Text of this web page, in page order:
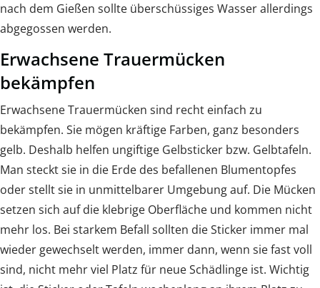
nach dem Gießen sollte überschüssiges Wasser allerdings
abgegossen werden.
Erwachsene Trauermücken
bekämpfen
Erwachsene Trauermücken sind recht einfach zu
bekämpfen. Sie mögen kräftige Farben, ganz besonders
gelb. Deshalb helfen ungiftige Gelbsticker bzw. Gelbtafeln.
Man steckt sie in die Erde des befallenen Blumentopfes
oder stellt sie in unmittelbarer Umgebung auf. Die Mücken
setzen sich auf die klebrige Oberfläche und kommen nicht
mehr los. Bei starkem Befall sollten die Sticker immer mal
wieder gewechselt werden, immer dann, wenn sie fast voll
sind, nicht mehr viel Platz für neue Schädlinge ist. Wichtig